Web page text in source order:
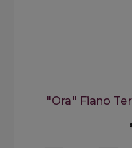
"Ora" Fiano